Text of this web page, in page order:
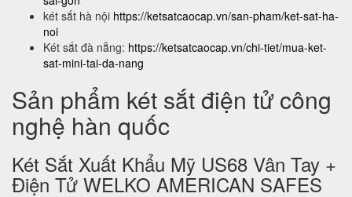
két sắt hà nội https://ketsatcaocap.vn/san-pham/ket-sat-ha-
noi
Két sắt đà nẵng: https://ketsatcaocap.vn/chi-tiet/mua-ket-
sat-mini-tai-da-nang
Sản phẩm két sắt điện tử công
nghệ hàn quốc
Két Sắt Xuất Khẩu Mỹ US68 Vân Tay +
Điện Tử WELKO AMERICAN SAFES